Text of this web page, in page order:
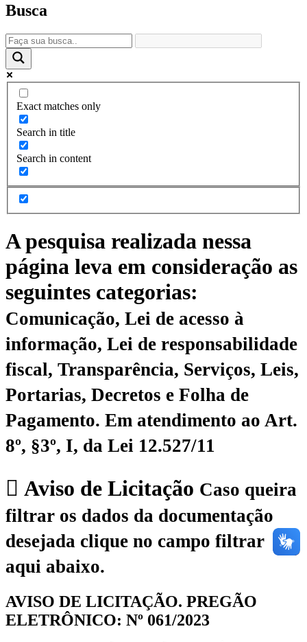
Busca
Exact matches only
Search in title
Search in content
A pesquisa realizada nessa
página leva em consideração as
seguintes categorias:
Comunicação, Lei de acesso à
informação, Lei de responsabilidade
fiscal, Transparência, Serviços, Leis,
Portarias, Decretos e Folha de
Pagamento. Em atendimento ao Art.
8º, §3º, I, da Lei 12.527/11
Aviso de Licitação Caso queira
filtrar os dados da documentação
desejada clique no campo filtrar
aqui abaixo.
AVISO DE LICITAÇÃO. PREGÃO
ELETRÔNICO: Nº 061/2023